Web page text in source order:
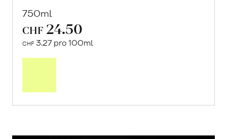
750ml
CHF 24.50
CHF 3.27 pro 100ml